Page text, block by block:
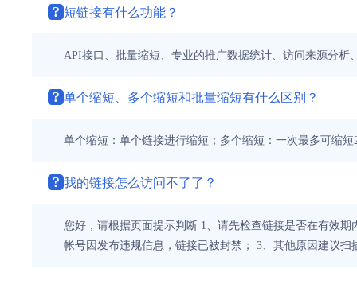
? 短链接有什么功能？
API接口、批量缩短、专业的推广数据统计、访问来源分析
? 单个缩短、多个缩短和批量缩短有什么区别？
单个缩短：单个链接进行缩短；多个缩短：一次最多可缩
? 我的链接怎么访问不了了？
您好，请根据页面提示判断 1、请先检查链接是否在有效
帐号因发布违规信息，链接已被封禁； 3、其他原因建议